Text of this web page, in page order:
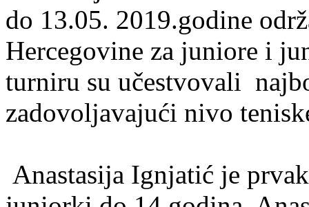
do 13.05. 2019.godine
Hercegovine za juniore i
turniru su učestvovali
zadovoljavajući nivo
Anastasija Ignjatić je